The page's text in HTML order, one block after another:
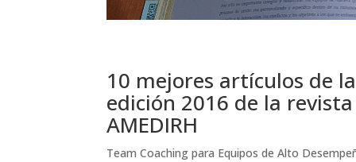
10 mejores artículos de la
edición 2016 de la
AMEDIRH
Team Coaching para Equipos de Alto